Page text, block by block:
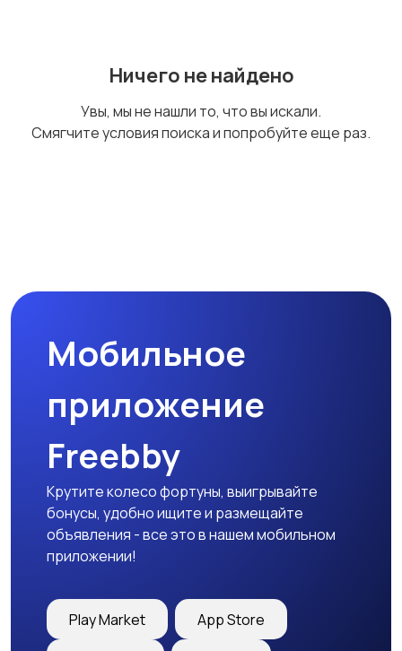
Трикотаж Спортивная одежда
Футболки и топы
одежда
Ничего не найдено
Увы, мы не нашли то, что вы искали.
Смягчите условия поиска и попробуйте еще раз.
Мобильное
приложение
Freebby
Крутите колесо фортуны, выигрывайте
бонусы, удобно ищите и размещайте
объявления - все это в нашем мобильном
приложении!
Play Market App Store